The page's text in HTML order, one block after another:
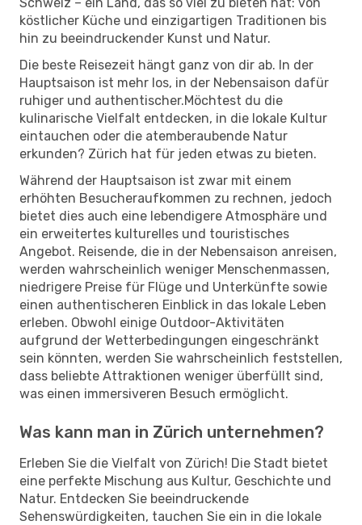
köstlicher Küche und einzigartigen Traditionen bis
hin zu beeindruckender Kunst und Natur.
Die beste Reisezeit hängt ganz von dir ab. In der
Hauptsaison ist mehr los, in der Nebensaison dafür
ruhiger und authentischer.Möchtest du die
kulinarische Vielfalt entdecken, in die lokale Kultur
eintauchen oder die atemberaubende Natur
erkunden? Zürich hat für jeden etwas zu bieten.
Während der Hauptsaison ist zwar mit einem
erhöhten Besucheraufkommen zu rechnen, jedoch
bietet dies auch eine lebendigere Atmosphäre und
ein erweitertes kulturelles und touristisches
Angebot. Reisende, die in der Nebensaison anreisen,
werden wahrscheinlich weniger Menschenmassen,
niedrigere Preise für Flüge und Unterkünfte sowie
einen authentischeren Einblick in das lokale Leben
erleben. Obwohl einige Outdoor-Aktivitäten
aufgrund der Wetterbedingungen eingeschränkt
sein könnten, werden Sie wahrscheinlich feststellen,
dass beliebte Attraktionen weniger überfüllt sind,
was einen immersiveren Besuch ermöglicht.
Was kann man in Zürich unternehmen?
Erleben Sie die Vielfalt von Zürich! Die Stadt bietet
eine perfekte Mischung aus Kultur, Geschichte und
Natur. Entdecken Sie beeindruckende
Sehenswürdigkeiten, tauchen Sie ein in die lokale